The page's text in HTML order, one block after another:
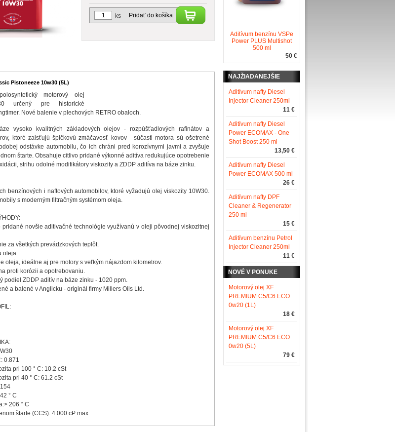
Pridať do košíka
ks
Pistoneeze 10w30 (5L)
motorový olej
určený pre historické
Nové balenie v plechových RETRO obaloch.
vysoko kvalitných základových olejov - rozpúšťadlových rafinátov a
ktoré zaisťujú špičkovú zmáčavosť kovov - súčasti motora sú ošetrené
odstávke automobilu, čo ich chráni pred korozívnymi javmi a zvyšuje
štarte. Obsahuje citlivo pridané výkonné aditíva redukujúce opotrebenie
strihu odolné modifikátory viskozity a ZDDP aditíva na báze zinku.
benzínových i naftových automobilov, ktoré vyžadujú olej viskozity 10W30.
s moderným filtračným systémom oleja.
pridané novšie aditivačné technológie využívanú v oleji pôvodnej viskozitnej
za všetkých prevádzkových teplôt.
oleja.
oleja, ideálne aj pre motory s veľkým nájazdom kilometrov.
proti korózii a opotrebovaniu.
podiel ZDDP aditív na báze zinku - 1020 ppm.
a balené v Anglicku - originál firmy Millers Oils Ltd.
0.871
pri 100 ° C: 10.2 cSt
pri 40 ° C: 61.2 cSt
° C
206 ° C
štarte (CCS): 4.000 cP max
Aditívum benzínu VSPe
Power PLUS Multishot
500 ml
50 €
NAJŽIADANEJŠIE
Aditívum nafty Diesel
Injector Cleaner 250ml
11 €
Aditívum nafty Diesel
Power ECOMAX - One
Shot Boost 250 ml
13,50 €
Aditívum nafty Diesel
Power ECOMAX 500 ml
26 €
Aditívum nafty DPF
Cleaner & Regenerator
250 ml
15 €
Aditívum benzínu Petrol
Injector Cleaner 250ml
11 €
NOVÉ V PONUKE
Motorový olej XF
PREMIUM C5/C6 ECO
0w20 (1L)
18 €
Motorový olej XF
PREMIUM C5/C6 ECO
0w20 (5L)
79 €